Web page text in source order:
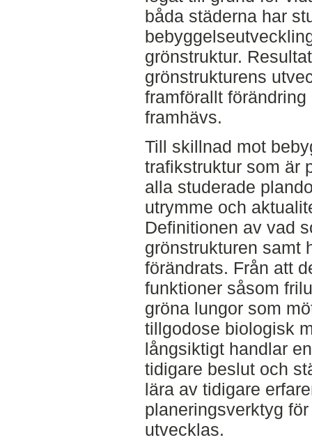
båda städerna har
grönstruktur.
grönstrukturens
framförallt
framhävs.
Till skillnad mot
trafikstruktur som är
alla studerade
utrymme och
Definitionen av vad
grönstrukturen samt
förändrats. Från att
funktioner såsom
gröna lungor som
tillgodose biologisk
långsiktigt handlar
tidigare beslut och
lära av tidigare
planeringsverktyg
utvecklas.